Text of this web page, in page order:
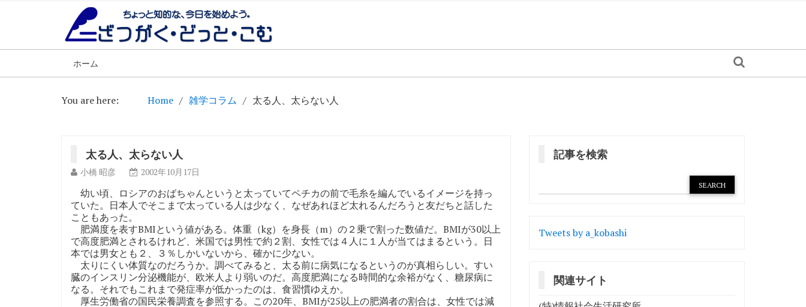
ホーム
You are here: Home 雑学コラム 太る人、太らない人
太る人、太らない人
小橋 昭彦 2002年10月17日
幼い頃、ロシアのおばちゃんというと太っていてペチカの前で毛糸を編んでいるイメージを持っ
ていた。日本人でそこまで太っている人は少なく、なぜあれほど太れるんだろうと友だちと話した
こともあった。
肥満度を表すBMIという値がある。体重（kg）を身長（m）の２乗で割った数値だ。BMIが30以上
で高度肥満とされるけれど、米国では男性で約２割、女性では４人に１人が当てはまるという。日
本では男女とも２、３％しかいないから、確かに少ない。
太りにくい体質なのだろうか。調べてみると、太る前に病気になるというのが真相らしい。すい
臓のインスリン分泌機能が、欧米人より弱いのだ。高度肥満になる時間的な余裕がなく、糖尿病に
なる。それでもこれまで発症率が低かったのは、食習慣ゆえか。
厚生労働省の国民栄養調査を参照する。この20年、BMIが25以上の肥満者の割合は、女性では減
記事を検索
Tweets by a_kobashi
関連サイト